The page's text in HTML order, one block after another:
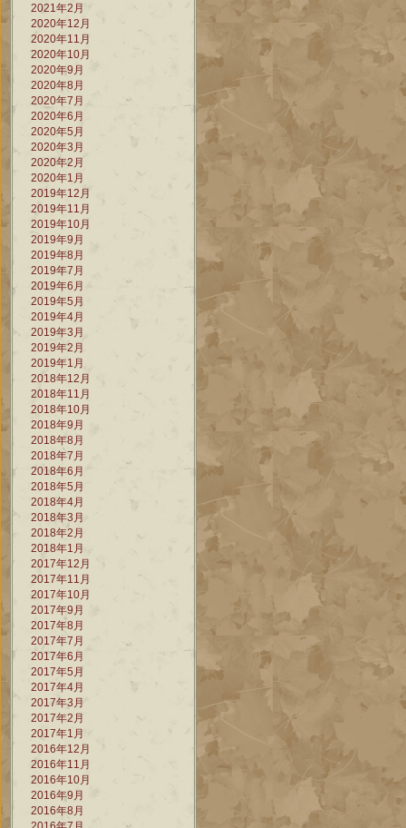
2021年2月
2020年12月
2020年11月
2020年10月
2020年9月
2020年8月
2020年7月
2020年6月
2020年5月
2020年3月
2020年2月
2020年1月
2019年12月
2019年11月
2019年10月
2019年9月
2019年8月
2019年7月
2019年6月
2019年5月
2019年4月
2019年3月
2019年2月
2019年1月
2018年12月
2018年11月
2018年10月
2018年9月
2018年8月
2018年7月
2018年6月
2018年5月
2018年4月
2018年3月
2018年2月
2018年1月
2017年12月
2017年11月
2017年10月
2017年9月
2017年8月
2017年7月
2017年6月
2017年5月
2017年4月
2017年3月
2017年2月
2017年1月
2016年12月
2016年11月
2016年10月
2016年9月
2016年8月